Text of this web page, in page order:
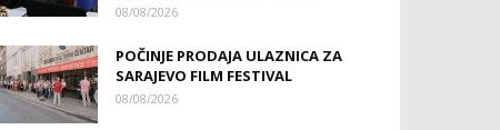
08/08/2026
POČINJE PRODAJA ULAZNICA ZA
SARAJEVO FILM FESTIVAL
08/08/2026